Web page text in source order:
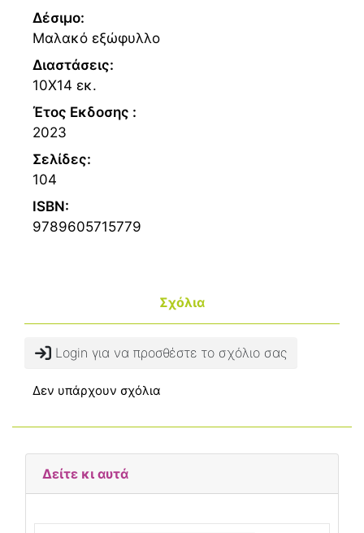
Δέσιμο:
Μαλακό εξώφυλλο
Διαστάσεις:
10Χ14 εκ.
Έτος Εκδοσης :
2023
Σελίδες:
104
ISBN:
9789605715779
Σχόλια
Login για να προσθέστε το σχόλιο σας
Δεν υπάρχουν σχόλια
Δείτε κι αυτά